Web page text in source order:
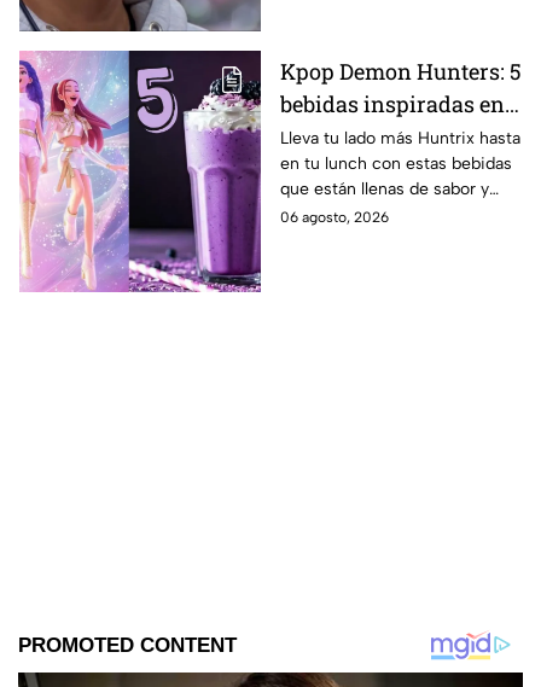
Kpop Demon Hunters: 5
bebidas inspiradas en
las guerreras Huntrix
para llevar a la escuela
este regreso a clases
2026; son saludables y
Lleva tu lado más Huntrix hasta
en tu lunch con estas bebidas
que están llenas de sabor y
frescura.
06 agosto, 2026